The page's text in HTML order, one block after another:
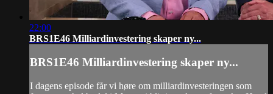
22:00
BRS1E46 Milliardinvestering skaper ny...
BRS1E46 Milliardinvestering skaper ny...
I dagens episode får vi høre om milliardinvesteringen som